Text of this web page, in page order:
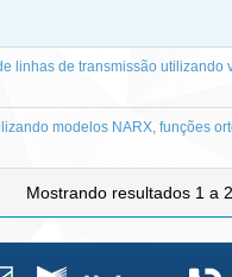
linhas de transmissão utilizando
modelos NARX, funções
Mostrando resultados 1 a